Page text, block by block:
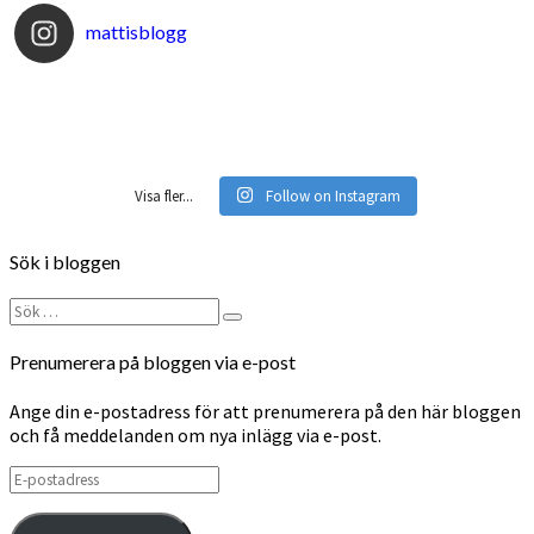
mattisblogg
Visa fler... Follow on Instagram
Sök i bloggen
Sök
efter:
Sök
Prenumerera på bloggen via e-post
Ange din e-postadress för att prenumerera på den här bloggen
och få meddelanden om nya inlägg via e-post.
E-
postadress